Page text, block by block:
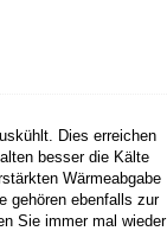
Dies erreichen
besser die Kälte
Wärmeabgabe
gehören ebenfalls zur
Sie immer mal wieder